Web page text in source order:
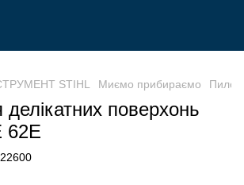
STIHL Миємо прибираємо
поверхонь
62E